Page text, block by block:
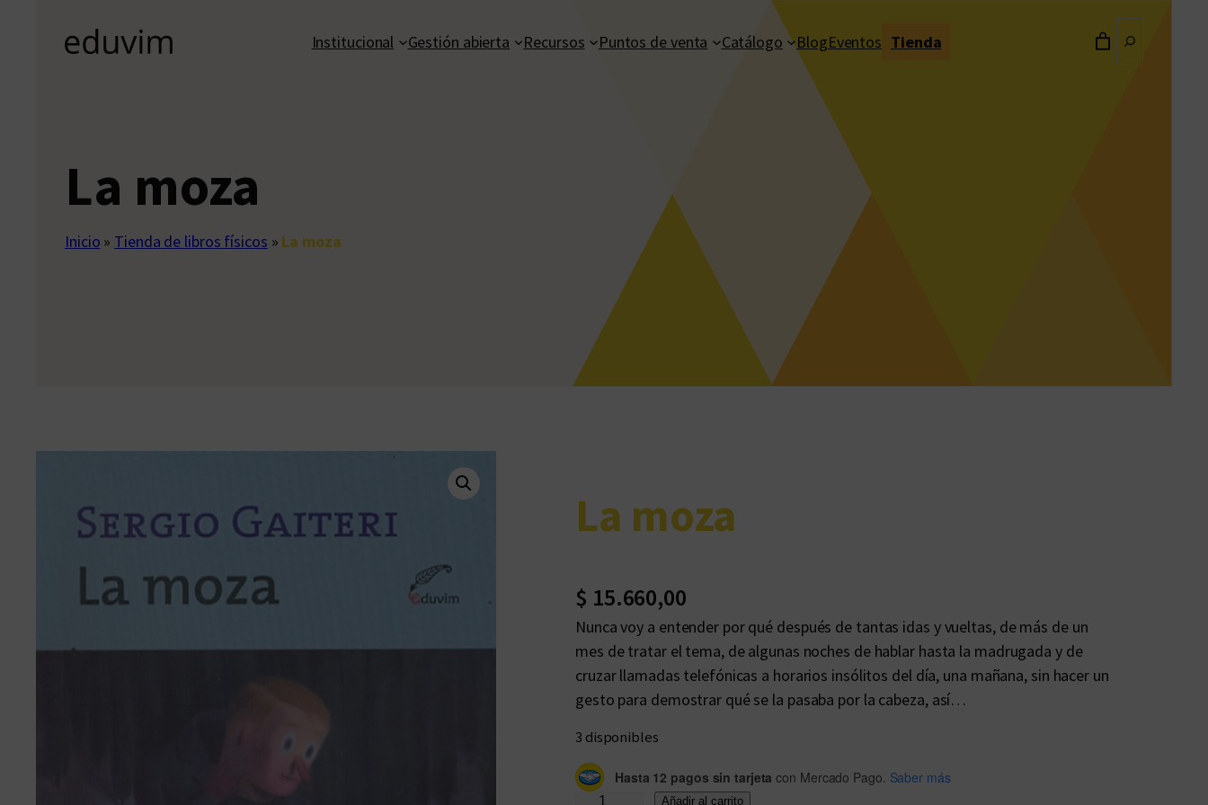
Institucional Gestión abierta Recursos Puntos de venta Catálogo BlogEventos Tienda
La moza
Inicio » Tienda de libros físicos » La moza
La moza
$ 15.660,00
Nunca voy a entender por qué después de tantas idas y vueltas, de más de un
mes de tratar el tema, de algunas noches de hablar hasta la madrugada y de
cruzar llamadas telefónicas a horarios insólitos del día, una mañana, sin hacer un
gesto para demostrar qué se la pasaba por la cabeza, así…
3 disponibles
Hasta 12 pagos sin tarjeta con Mercado Pago. Saber más
Añadir al carrito